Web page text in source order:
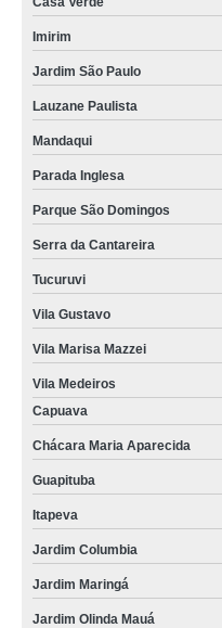
Imirim
Jardim São Paulo
Lauzane Paulista
Mandaqui
Parada Inglesa
Parque São Domingos
Serra da Cantareira
Tucuruvi
Vila Gustavo
Vila Marisa Mazzei
Vila Medeiros
Capuava
Chácara Maria Aparecida
Guapituba
Itapeva
Jardim Columbia
Jardim Maringá
Jardim Olinda Mauá